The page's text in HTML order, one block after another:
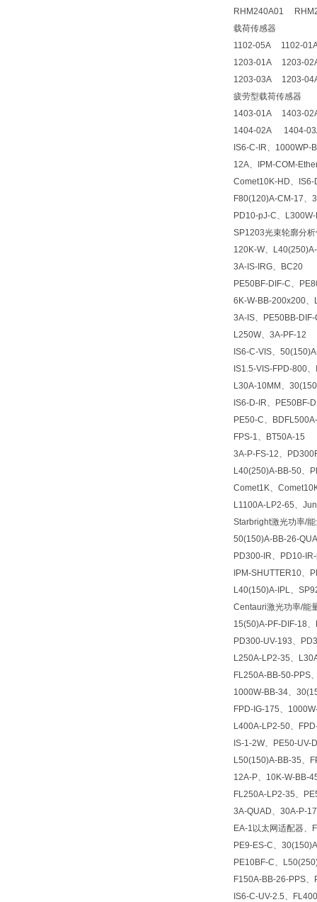
RHM240A01
载荷传感器
1102-05A 1102-
1203-01A 1203-
1203-03A 1203-
疲劳型载荷传感器
1403-01A 1403-
1404-02A 1404-
IS6-C-IR、1000WP-
12A、IPM-COM-
Comet10K-HD、IS6-
F80(120)A-CM-17、
PD10-pJ-C、
SP1203光束轮廓分
120K-W、
3A-IS-IRG、BC20
PE50BF-DIF-C、
6K-W-BB-200x200、
3A-IS、PE50BB-DIF-
L250W、3A-PF-12
IS6-C-VIS、
IS1.5-VIS-FPD-800
L30A-10MM、
IS6-D-IR、PE50BF-
PE50-C、
FPS-1、BT50A-15
3A-P-FS-12、
L40(250)A-BB-50、
Comet1K、
L1100A-LP2-65、
Starbright激光功率/
50(150)A-BB-26-
PD300-IR、PD10-
IPM-SHUTTER10、
L40(150)A-IPL、
Centauri激光功率/能
15(50)A-PF-DIF-18
PD300-UV-193、
L250A-LP2-35、
FL250A-BB-50-PPS
1000W-BB-34、
FPD-IG-175、
L400A-LP2-50、
IS-1-2W、PE50-UV-
L50(150)A-BB-35、
12A-P、10K-W-BB-
FL250A-LP2-35、
3A-QUAD、30A-P-17
EA-1以太网适配器、
PE9-ES-C、
PE10BF-C、
F150A-BB-26-PPS
IS6-C-UV-2.5、